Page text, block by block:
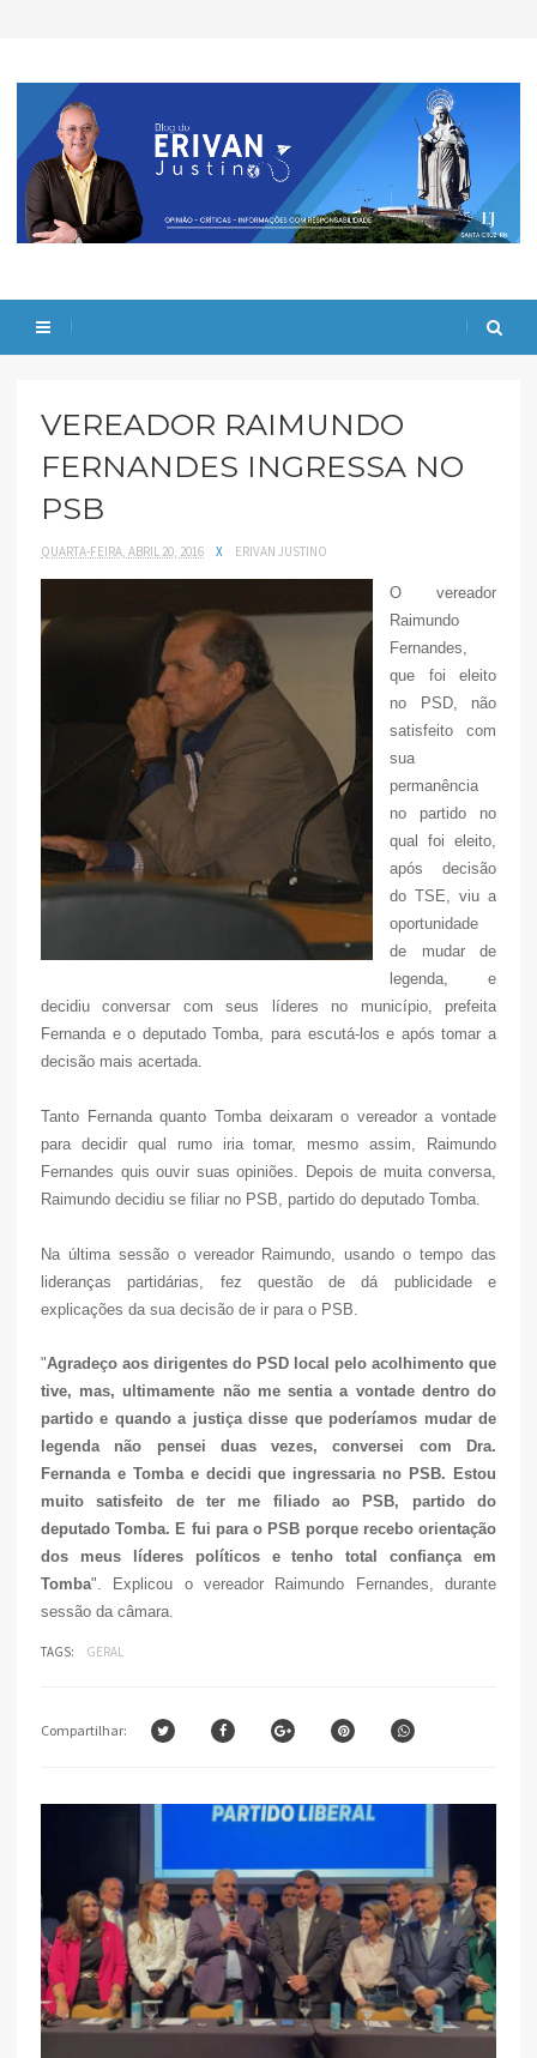
VEREADOR RAIMUNDO
FERNANDES INGRESSA NO
PSB
QUARTA-FEIRA, ABRIL 20, 2016 X ERIVAN JUSTINO
O vereador
Raimundo
Fernandes,
que foi eleito
no PSD, não
satisfeito com
sua
permanência
no partido no
qual foi eleito,
após decisão
do TSE, viu a
oportunidade
de mudar de
legenda, e
decidiu conversar com seus líderes no município, prefeita
Fernanda e o deputado Tomba, para escutá-los e após tomar a
decisão mais acertada.
Tanto Fernanda quanto Tomba deixaram o vereador a vontade
para decidir qual rumo iria tomar, mesmo assim, Raimundo
Fernandes quis ouvir suas opiniões. Depois de muita conversa,
Raimundo decidiu se filiar no PSB, partido do deputado Tomba.
Na última sessão o vereador Raimundo, usando o tempo das
lideranças partidárias, fez questão de dá publicidade e
explicações da sua decisão de ir para o PSB.
"Agradeço aos dirigentes do PSD local pelo acolhimento que
tive, mas, ultimamente não me sentia a vontade dentro do
partido e quando a justiça disse que poderíamos mudar de
legenda não pensei duas vezes, conversei com Dra.
Fernanda e Tomba e decidi que ingressaria no PSB. Estou
muito satisfeito de ter me filiado ao PSB, partido do
deputado Tomba. E fui para o PSB porque recebo orientação
dos meus líderes políticos e tenho total confiança em
Tomba". Explicou o vereador Raimundo Fernandes, durante
sessão da câmara.
TAGS: GERAL
Compartilhar: